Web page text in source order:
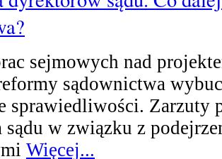
sejmowych nad
sądownictwa
sprawiedliwości. Zarzuty
sądu w związku z
Więcej...